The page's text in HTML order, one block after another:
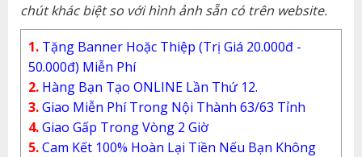
chút khác biệt so với hình ảnh sẵn có trên website.
1. Tặng Banner Hoặc Thiệp (Trị Giá 20.000đ -
50.000đ) Miễn Phí
2. Hàng Bạn Tạo ONLINE Lần Thứ 12.
3.Giao Miễn Phí Trong Nội Thành 63/63 Tỉnh
4.Giao Gấp Trong Vòng 2 Giờ
5.Cam Kết 100% Hoàn Lại Tiền Nếu Bạn Không